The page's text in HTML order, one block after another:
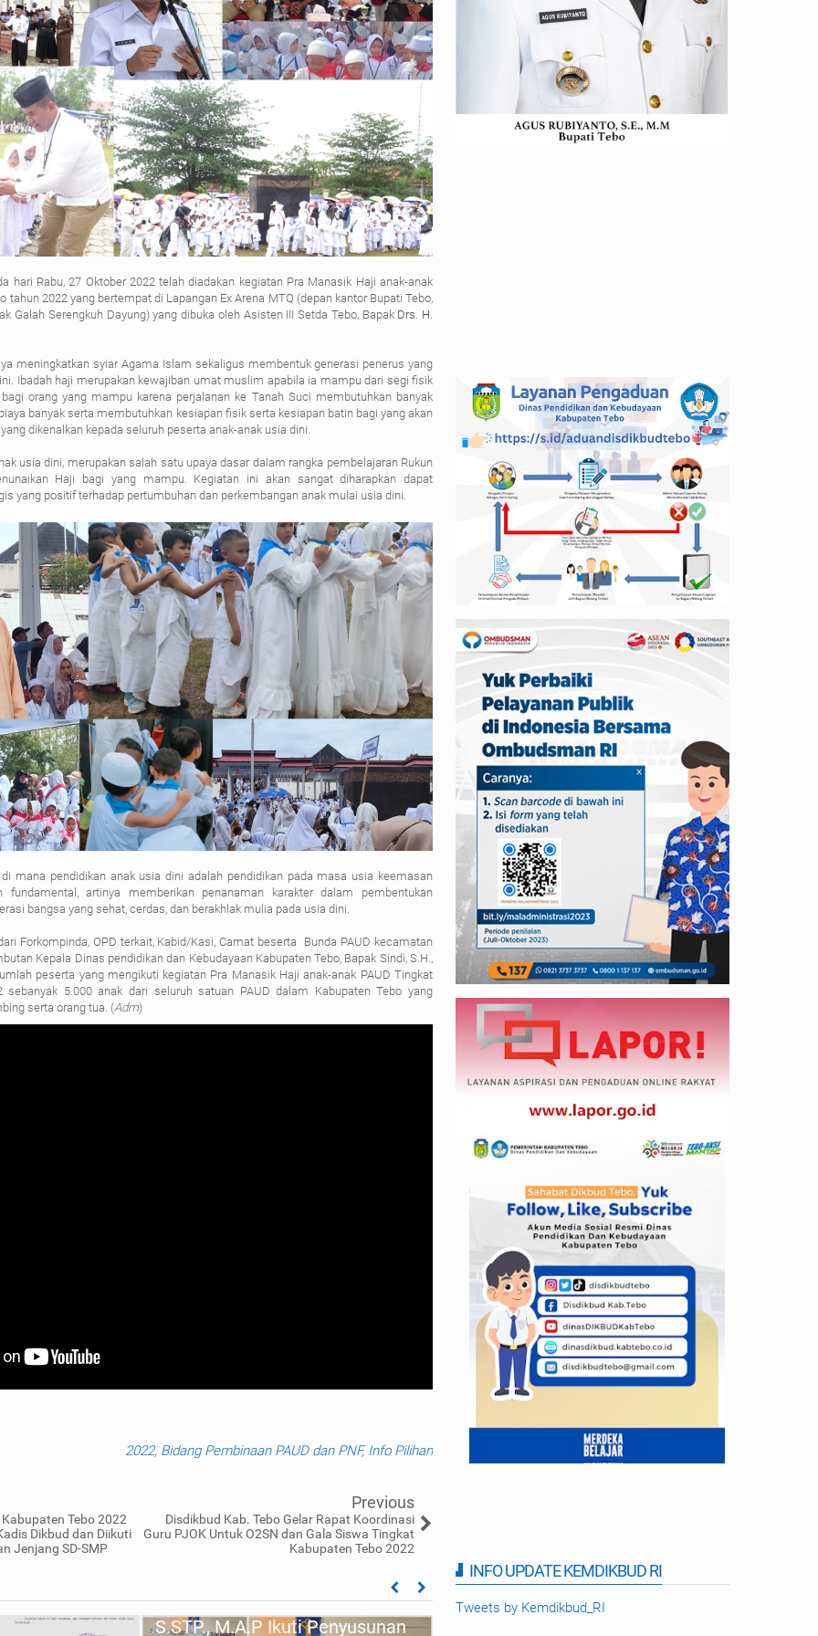
hari Rabu, 27 Oktober 2022 telah diadakan kegiatan Pra Manasik Haji anak-anak
tahun 2022 yang bertempat di Lapangan Ex Arena MTQ (depan kantor Bupati Tebo,
Galah Serengkuh Dayung) yang dibuka oleh Asisten III Setda Tebo, Bapak Drs. H.
meningkatkan syiar Agama Islam sekaligus membentuk generasi penerus yang
Ibadah haji merupakan kewajiban umat muslim apabila ia mampu dari segi fisik
orang yang mampu karena perjalanan ke Tanah Suci membutuhkan banyak
banyak serta membutuhkan kesiapan fisik serta kesiapan batin bagi yang akan
dikenalkan kepada seluruh peserta anak-anak usia dini.
usia dini, merupakan salah satu upaya dasar dalam rangka pembelajaran Rukun
Haji bagi yang mampu. Kegiatan ini akan sangat diharapkan dapat
yang positif terhadap pertumbuhan dan perkembangan anak mulai usia dini.
mana pendidikan anak usia dini adalah pendidikan pada masa usia keemasan
fundamental, artinya memberikan penanaman karakter dalam pembentukan
bangsa yang sehat, cerdas, dan berakhlak mulia pada usia dini.
Forkompinda, OPD terkait, Kabid/Kasi, Camat beserta
Bunda PAUD kecamatan
Kepala Dinas pendidikan dan Kebudayaan Kabupaten Tebo, Bapak Sindi, S.H.,
peserta yang mengikuti kegiatan Pra Manasik Haji anak-anak PAUD Tingkat
sebanyak 5.000 anak dari seluruh satuan PAUD dalam Kabupaten Tebo yang
serta orang tua. (Adm)
2022, Bidang Pembinaan PAUD dan PNF, Info Pilihan
Tebo 2022
Dikbud dan Diikuti
Jenjang SD-SMP
Previous
Disdikbud Kab. Tebo Gelar Rapat Koordinasi
Guru PJOK Untuk O2SN dan Gala Siswa Tingkat
Kabupaten Tebo 2022
Kadis Dikbud Tebo, Ade Nofriza,
S.STP., M.A.P Ikuti Penyusunan
INFO UPDATE KEMDIKBUD RI
Tweets by Kemdikbud_RI